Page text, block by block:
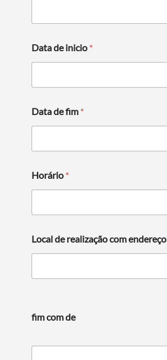
Data de inicio *
Data de fim *
Horário *
Local de realização com endereço
fim com de